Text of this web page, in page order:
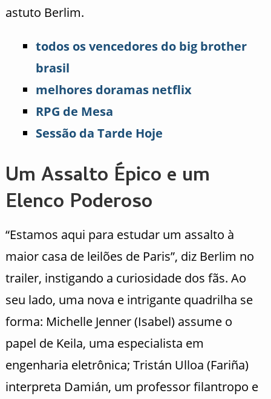
astuto Berlim.
todos os vencedores do big brother
brasil
melhores doramas netflix
RPG de Mesa
Sessão da Tarde Hoje
Um Assalto Épico e um
Elenco Poderoso
“Estamos aqui para estudar um assalto à
maior casa de leilões de Paris”, diz Berlim no
trailer, instigando a curiosidade dos fãs. Ao
seu lado, uma nova e intrigante quadrilha se
forma: Michelle Jenner (Isabel) assume o
papel de Keila, uma especialista em
engenharia eletrônica; Tristán Ulloa (Fariña)
interpreta Damián, um professor filantropo e